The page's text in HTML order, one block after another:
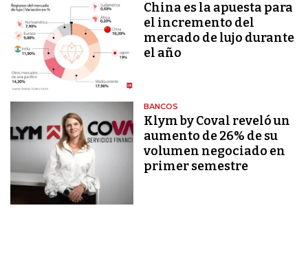
China es la apuesta para
el incremento del
mercado de lujo durante
el año
BANCOS
Klym by Coval reveló un
aumento de 26% de su
volumen negociado en
primer semestre